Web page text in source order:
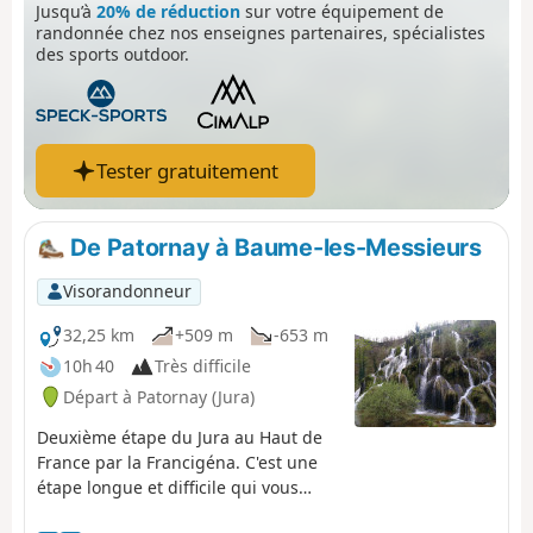
Tram en direction de Foncine-le-Bas, offrant des
paysages naturels époustouflants. Enfin, franchissez le
Mont Bayard à plus de 1000 m d'altitude pour une vue
remarquable sur le relief de moyenne montagne
alentour. Terminez votre journée par une descente vers
le village de Foncine-le-Haut, idéale pour une nuit
reposante et ressourçante.
Jusqu’à 20% de réduction sur votre équipement de
randonnée chez nos enseignes partenaires, spécialistes
des sports outdoor.
Tester gratuitement
De Patornay à Baume-les-Messieurs
Visorandonneur
32,25 km
+509 m
-653 m
10h 40
Très difficile
Départ à Patornay (Jura)
Deuxième étape du Jura au Haut de
France par la Francigéna. C'est une
étape longue et difficile qui vous